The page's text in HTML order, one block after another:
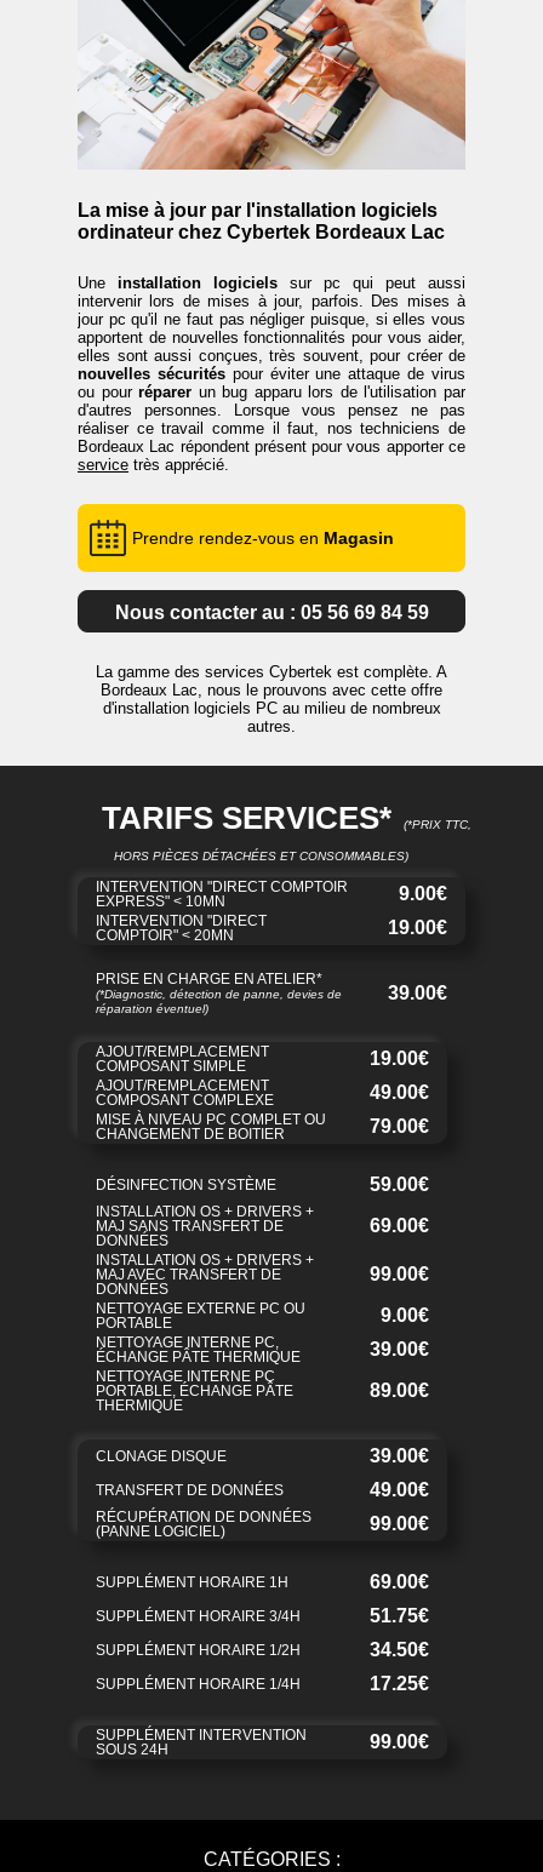
La mise à jour par l'installation logiciels
ordinateur chez Cybertek Bordeaux Lac
Une installation logiciels sur pc qui peut aussi
intervenir lors de mises à jour, parfois. Des mises à
jour pc qu'il ne faut pas négliger puisque, si elles vous
apportent de nouvelles fonctionnalités pour vous aider,
elles sont aussi conçues, très souvent, pour créer de
nouvelles sécuritéspour éviter une attaque de virus
ou pourréparer un bug apparu lors de l'utilisation par
d'autres personnes. Lorsque vous pensez ne pas
réaliser ce travail comme il faut, nos techniciens de
Bordeaux Lac répondent présent pour vous apporter ce
service très apprécié.
Prendre rendez-vous en Magasin
Nous contacter au : 05 56 69 84 59
La gamme des services Cybertek est complète. A
Bordeaux Lac, nous le prouvons avec cette offre
d'installation logiciels PC au milieu de nombreux
autres.
TARIFS SERVICES* (*PRIX TTC,
HORS PIÈCES DÉTACHÉES ET CONSOMMABLES)
INTERVENTION "DIRECT COMPTOIR
EXPRESS" < 10MN
9.00€
INTERVENTION "DIRECT
COMPTOIR" < 20MN
19.00€
PRISE EN CHARGE EN ATELIER*
(*Diagnostic, détection de panne, devies de
réparation éventuel)
39.00€
AJOUT/REMPLACEMENT
COMPOSANT SIMPLE
19.00€
AJOUT/REMPLACEMENT
COMPOSANT COMPLEXE
49.00€
MISE À NIVEAU PC COMPLET OU
CHANGEMENT DE BOITIER
79.00€
DÉSINFECTION SYSTÈME 59.00€
INSTALLATION OS + DRIVERS +
MAJ SANS TRANSFERT DE
DONNÉES
69.00€
INSTALLATION OS + DRIVERS +
MAJ AVEC TRANSFERT DE
DONNÉES
99.00€
NETTOYAGE EXTERNE PC OU
PORTABLE
9.00€
NETTOYAGE INTERNE PC,
ÉCHANGE PÂTE THERMIQUE
39.00€
NETTOYAGE INTERNE PC
PORTABLE, ÉCHANGE PÂTE
THERMIQUE
89.00€
CLONAGE DISQUE 39.00€
TRANSFERT DE DONNÉES 49.00€
RÉCUPÉRATION DE DONNÉES
(PANNE LOGICIEL)
99.00€
SUPPLÉMENT HORAIRE 1H 69.00€
SUPPLÉMENT HORAIRE 3/4H 51.75€
SUPPLÉMENT HORAIRE 1/2H 34.50€
SUPPLÉMENT HORAIRE 1/4H 17.25€
SUPPLÉMENT INTERVENTION
SOUS 24H
99.00€
CATÉGORIES :